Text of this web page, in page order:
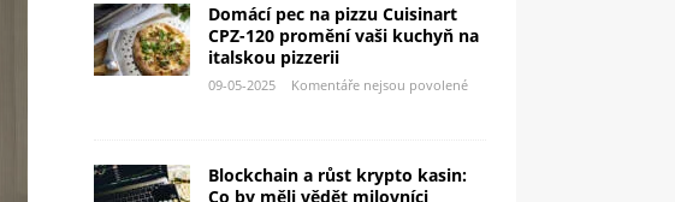
Domácí pec na pizzu Cuisinart
CPZ-120 promění vaši kuchyň na
italskou pizzerii
09-05-2025 Komentáře nejsou povolené
Blockchain a růst krypto kasin:
Co by měli vědět milovníci